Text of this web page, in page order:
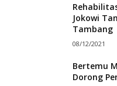
Jokowi
Tambang
08/12/2021
Bertemu
Dorong